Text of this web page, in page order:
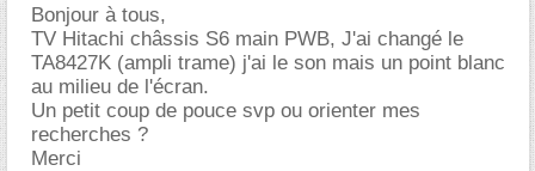
Bonjour à tous,
TV Hitachi châssis S6 main PWB, J'ai changé le
TA8427K (ampli trame) j'ai le son mais un point blanc
au milieu de l'écran.
Un petit coup de pouce svp ou orienter mes
recherches ?
Merci